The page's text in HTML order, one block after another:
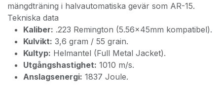
mängdträning i halvautomatiska gevär som AR-15.
Tekniska data
Kaliber: .223 Remington (5.56x45mm kompatibel).
Kulvikt: 3,6 gram / 55 grain.
Kultyp: Helmantel (Full Metal Jacket).
Utgångshastighet: 1010 m/s.
Anslagsenergi: 1837 Joule.